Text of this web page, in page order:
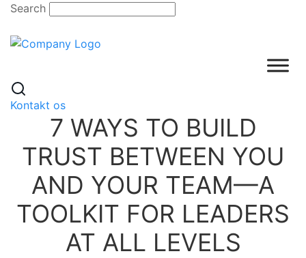
Skip
content
Search
Kontakt os
7 WAYS TO BUILD
TRUST BETWEEN YOU
AND YOUR TEAM—A
TOOLKIT FOR LEADERS
AT ALL LEVELS